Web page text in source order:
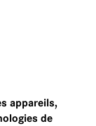
appareils,
de